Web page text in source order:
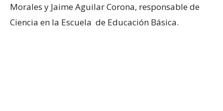
Morales y Jaime Aguilar Corona, responsable de
Ciencia en la Escuela de Educación Básica.